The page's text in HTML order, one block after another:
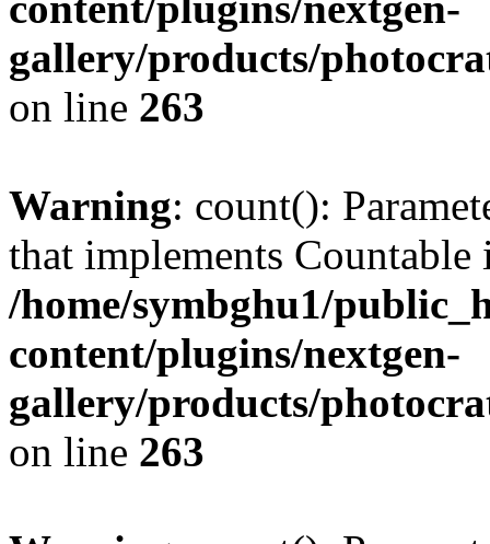
gallery/products/
on line 263
Warning: count():
that implements Countable
/home/symbghu1/
content/plugins/nextgen-
gallery/products/
on line 263